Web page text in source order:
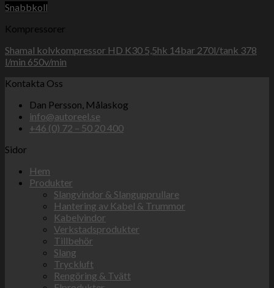
Snabbkoll
Kompressorer
Shamal kolvkompressor HD K30 5,5hk 14bar 270l/tank 378
l/min 650v/min
Kontakta Oss
Dan Persson, Målaskog
info@autoreel.se
+46 (0) 72 – 50 20 400
Sidor
Hem
Produkter
Slangvindor & Slangupprullare
Hantering av Kabel & Trummor
Kabelvindor
Verkstadsprodukter
Tillbehör
Slang
Tryckluft
Rengöring & Tvätt